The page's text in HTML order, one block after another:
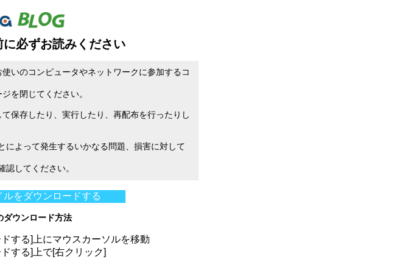
必ずお読みください
いのコンピュータやネットワークに参加するコ
を閉じてください。
保存したり、実行したり、再配布を行ったりし
よって発生するいかなる問題、損害に対して
認してください。
をダウンロードする
ダウンロード方法
する]上にマウスカーソルを移動
する]上で[右クリック]